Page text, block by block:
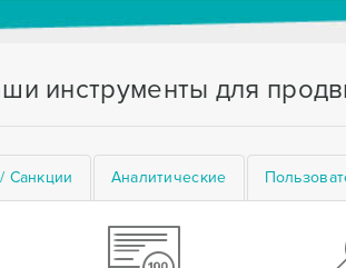
инструменты для
Санкции Аналитические